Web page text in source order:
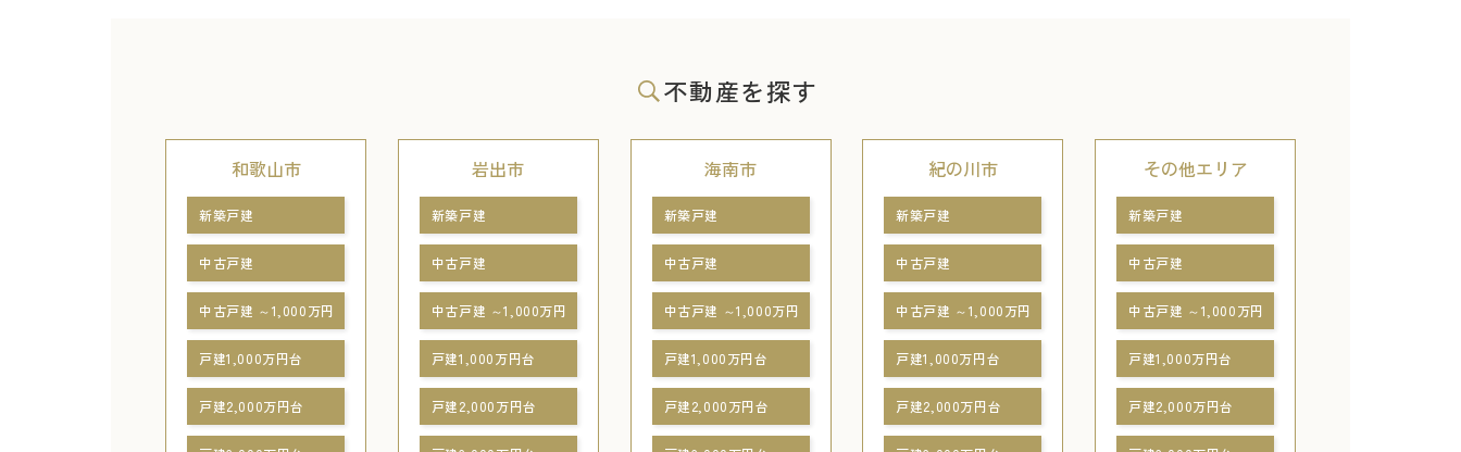
不動産を探す
和歌山市
新築戸建
中古戸建
中古戸建 ～1,000万円
戸建1,000万円台
戸建2,000万円台
岩出市
新築戸建
中古戸建
中古戸建 ～1,000万円
戸建1,000万円台
戸建2,000万円台
海南市
新築戸建
中古戸建
中古戸建 ～1,000万円
戸建1,000万円台
戸建2,000万円台
紀の川市
新築戸建
中古戸建
中古戸建 ～1,000万円
戸建1,000万円台
戸建2,000万円台
その他エリア
新築戸建
中古戸建
中古戸建 ～1,000万円
戸建1,000万円台
戸建2,000万円台